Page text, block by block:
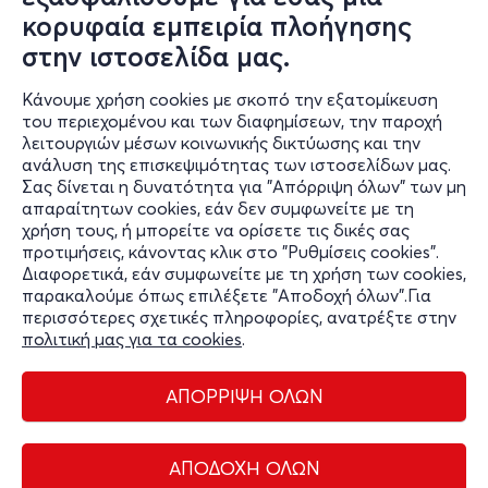
κορυφαία εμπειρία πλοήγησης
στην ιστοσελίδα μας.
Κάνουμε χρήση cookies με σκοπό την εξατομίκευση
του περιεχομένου και των διαφημίσεων, την παροχή
λειτουργιών μέσων κοινωνικής δικτύωσης και την
ανάλυση της επισκεψιμότητας των ιστοσελίδων μας.
Σας δίνεται η δυνατότητα για "Απόρριψη όλων" των μη
απαραίτητων cookies, εάν δεν συμφωνείτε με τη
χρήση τους, ή μπορείτε να ορίσετε τις δικές σας
προτιμήσεις, κάνοντας κλικ στο "Ρυθμίσεις cookies".
Διαφορετικά, εάν συμφωνείτε με τη χρήση των cookies,
παρακαλούμε όπως επιλέξετε "Αποδοχή όλων".Για
περισσότερες σχετικές πληροφορίες, ανατρέξτε στην
πολιτική μας για τα cookies.
ΑΠΟΡΡΙΨΗ ΟΛΩΝ
ΑΠΟΔΟΧΗ ΟΛΩΝ
170 ΤΕΤΡΑΓΩΝΙΚΑ - 8ος χρόνος
Ιπποκράτους 7
Θέατρο Διάνα - Αθήνα, Αττική
από 14€
Εισιτήρια
Διαχείριση cookies
Όροι Χρήσης